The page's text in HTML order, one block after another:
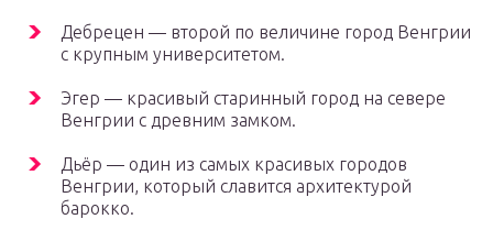
Дебрецен — второй по величине город Венгрии
с крупным университетом.
Эгер — красивый старинный город на севере
Венгрии с древним замком.
Дьёр — один из самых красивых городов
Венгрии, который славится архитектурой
барокко.